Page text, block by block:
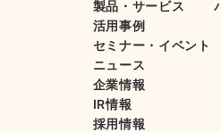
製品・サービス
活用事例
セミナー・イベント
ニュース
企業情報
IR情報
採用情報